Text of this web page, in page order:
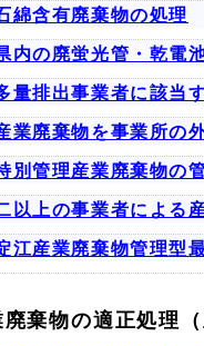
綿含有廃棄物の処理
内の廃蛍光管・乾電
量排出事業者に該当
業廃棄物を事業所の
別管理産業廃棄物の
以上の事業者による
江産業廃棄物管理型
棄物の適正処理